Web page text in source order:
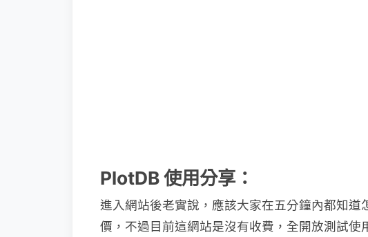
PlotDB 使用分享：
進入網站後老實說，應該大家在五分鐘內都知道
價，不過目前這網站是沒有收費，全開放測試使